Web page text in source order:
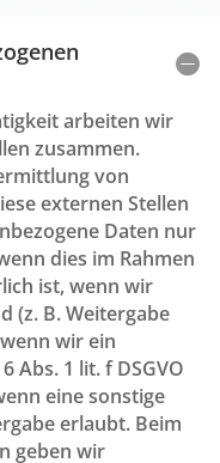
arbeiten wir
zusammen.
von
externen Stellen
Daten nur
dies im Rahmen
ist, wenn wir
(z. B. Weitergabe
wir ein
Abs. 1 lit. f DSGVO
eine sonstige
erlaubt. Beim
geben wir